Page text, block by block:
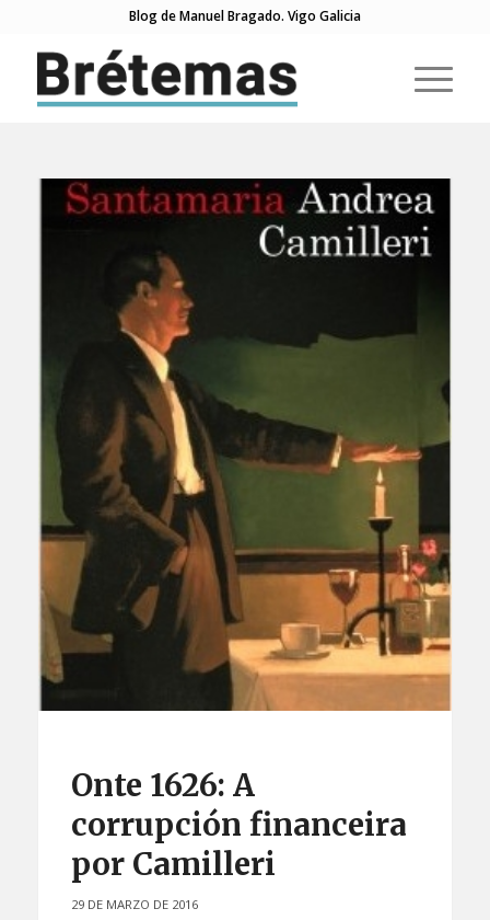
Blog de Manuel Bragado. Vigo Galicia
Onte 1626: A
corrupción financeira
por Camilleri
29 DE MARZO DE 2016